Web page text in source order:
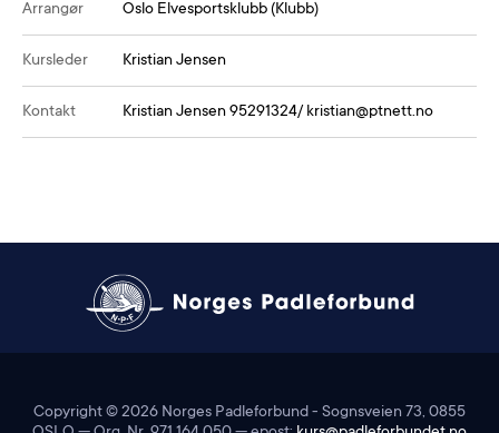
Arrangør Oslo Elvesportsklubb (Klubb)
Kursleder Kristian Jensen
Kontakt Kristian Jensen 95291324/ kristian@ptnett.no
Copyright ©2026 Norges Padleforbund - Sognsveien 73, 0855